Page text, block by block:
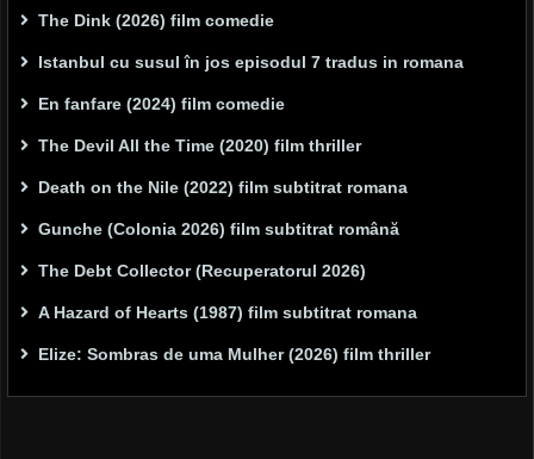
The Dink (2026) film comedie
Istanbul cu susul în jos episodul 7 tradus in romana
En fanfare (2024) film comedie
The Devil All the Time (2020) film thriller
Death on the Nile (2022) film subtitrat romana
Gunche (Colonia 2026) film subtitrat română
The Debt Collector (Recuperatorul 2026)
A Hazard of Hearts (1987) film subtitrat romana
Elize: Sombras de uma Mulher (2026) film thriller